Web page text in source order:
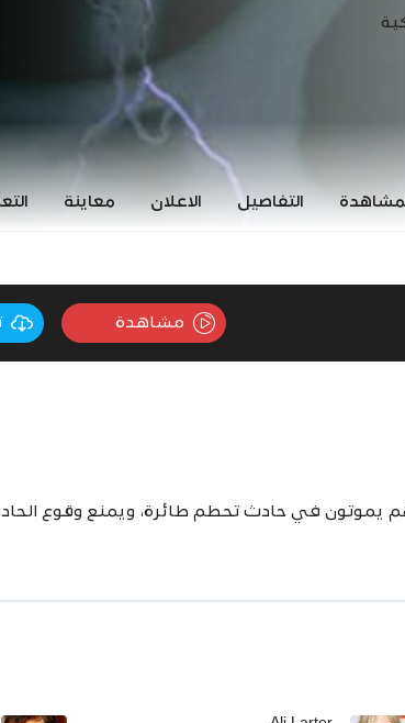
التفاصيل الاعلان معاينة
مشاهدة
يموتون في حادث تحطم طائرة، ويمنع وقوع